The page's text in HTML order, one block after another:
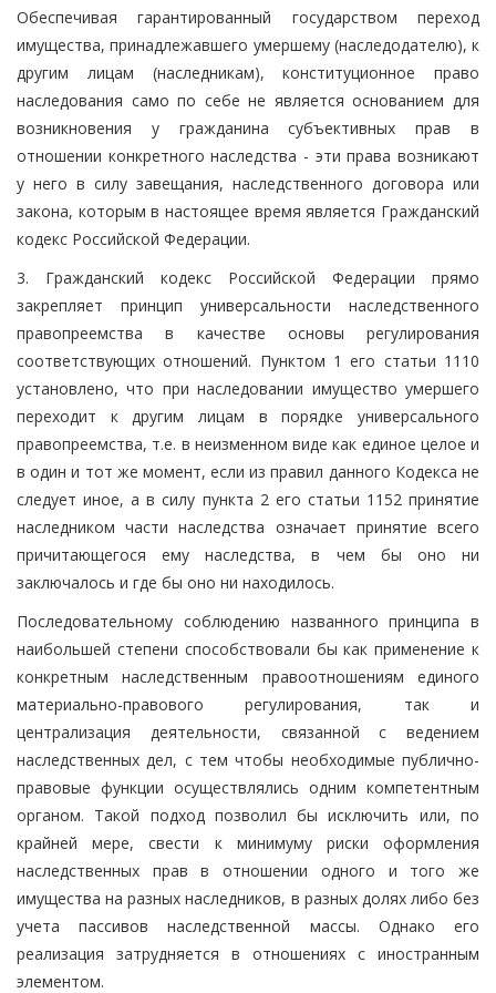
Обеспечивая гарантированный государством переход
имущества, принадлежавшего умершему (наследодателю), к
другим лицам (наследникам), конституционное право
наследования само по себе не является основанием для
возникновения у гражданина субъективных прав в
отношении конкретного наследства - эти права возникают
у него в силу завещания, наследственного договора или
закона, которым в настоящее время является Гражданский
кодекс Российской Федерации.
3. Гражданский кодекс Российской Федерации прямо
закрепляет принцип универсальности наследственного
правопреемства в качестве основы регулирования
соответствующих отношений. Пунктом 1 его статьи 1110
установлено, что при наследовании имущество умершего
переходит к другим лицам в порядке универсального
правопреемства, т.е. в неизменном виде как единое целое и
в один и тот же момент, если из правил данного Кодекса не
следует иное, а в силу пункта 2 его статьи 1152 принятие
наследником части наследства означает принятие всего
причитающегося ему наследства, в чем бы оно ни
заключалось и где бы оно ни находилось.
Последовательному соблюдению названного принципа в
наибольшей степени способствовали бы как применение к
конкретным наследственным правоотношениям единого
материально-правового регулирования, так и
централизация деятельности, связанной с ведением
наследственных дел, с тем чтобы необходимые публично-
правовые функции осуществлялись одним компетентным
органом. Такой подход позволил бы исключить или, по
крайней мере, свести к минимуму риски оформления
наследственных прав в отношении одного и того же
имущества на разных наследников, в разных долях либо без
учета пассивов наследственной массы. Однако его
реализация затрудняется в отношениях с иностранным
элементом.